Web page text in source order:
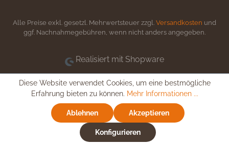
Alle Preise exkl. gesetzl. Mehrwertsteuer zzgl. Versandkosten und
ggf. Nachnahmegebühren, wenn nicht anders angegeben.
Realisiert mit Shopware
Diese Website verwendet Cookies, um eine bestmögliche
Erfahrung bieten zu können. Mehr Informationen ...
Ablehnen Akzeptieren
Konfigurieren